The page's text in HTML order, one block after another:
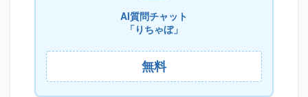
AI質問チャット
「りちゃぼ」
無料